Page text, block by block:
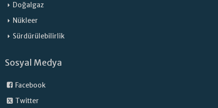
Doğalgaz
Nükleer
Sürdürülebilirlik
Sosyal Medya
Facebook
Twitter